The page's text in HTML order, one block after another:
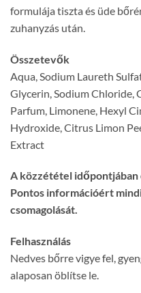
formulája tiszta és üde
zuhanyzás után.
Összetevők
Aqua, Sodium Laureth
Glycerin, Sodium Chloride,
Parfum, Limonene, Hexyl
Hydroxide, Citrus Limon
Extract
A közzététel
Pontos információért
csomagolását.
Felhasználás
Nedves bőrre vigye fel,
alaposan öblítse le.